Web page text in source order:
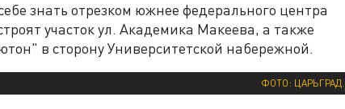
знать отрезком южнее федерального центра
участок ул. Академика Макеева, а также
в сторону Университетской набережной.
ФОТО: ЦАРЬГРАД.